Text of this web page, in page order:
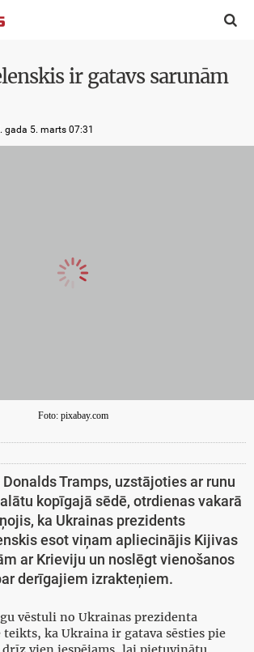

ir gatavs sarunām
gada 5. marts 07:31
Foto: pixabay.com
Tramps, uzstājoties ar runu
kopīgajā sēdē, otrdienas vakarā
ka Ukrainas prezidents
esot viņam apliecinājis Kijivas
ar Krieviju un noslēgt vienošanos
derīgajiem izrakteņiem.
vēstuli no Ukrainas prezidenta
teikts, ka Ukraina ir gatava sēsties pie